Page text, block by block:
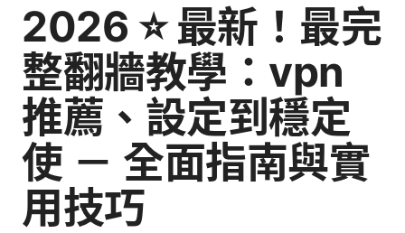
2026 ⭐ 最新！最完
整翻牆教學：vpn
推薦、設定到穩定
使 － 全面指南與實
用技巧